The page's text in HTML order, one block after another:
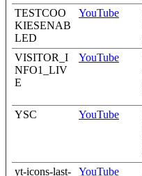
TESTCOO
KIESENAB
LED
YouTube
VISITOR_I
NFO1_LIV
E
YouTube
YSC YouTube
yt-icons-last-
YouTube